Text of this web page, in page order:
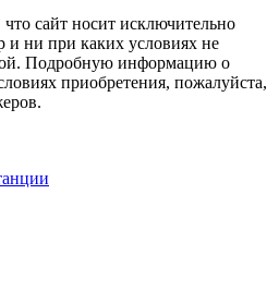
сайт носит исключительно
ни при каких условиях не
Подробную информацию о
приобретения, пожалуйста,